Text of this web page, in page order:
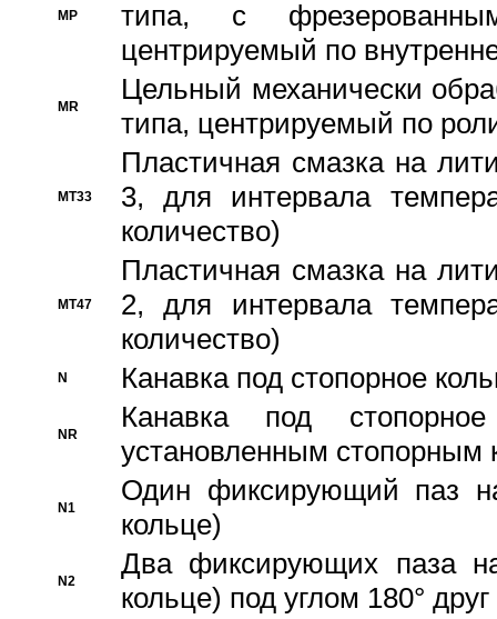
MP
типа, с
центрируемый по
MR
Цельный механически
типа, центрируемый по
MT33
Пластичная смазка на
3, для интервала
количество)
MT47
Пластичная смазка на
2, для интервала
количество)
N Канавка под стопорное
NR
Канавка под
установленным стопорным
N1
Один фиксирующий паз
кольце)
N2
Два фиксирующих паза
кольце) под углом 180° друг